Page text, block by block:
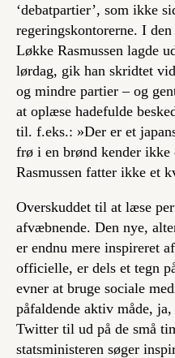
‘debatpartier’, som ikke
regeringskontorerne. I
Løkke Rasmussen lagde
lørdag, gik han skridtet
og mindre partier – og
at oplæse hadefulde
til. f.eks.: »Der er et
frø i en brønd kender ikke
Rasmussen fatter ikke et
Overskuddet til at læse
afvæbnende. Den nye,
er endnu mere inspireret
officielle, er dels et tegn
evner at bruge sociale
påfaldende aktiv måde,
Twitter til ud på de små
statsministeren søger